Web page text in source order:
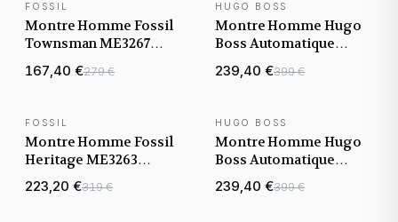
NOUVEAUTÉ
FOSSIL
Montre Homme Fossil
Townsman ME3267
cadran bleu bracelet
cuir
167,40 €279 €
NOUVEAUTÉ
HUGO BOSS
Montre Homme Hugo
Boss Automatique
Bossmatic 1514179
argentée bracelet
239,40 €399 €
NOUVEAUTÉ
FOSSIL
Montre Homme Fossil
Heritage ME3263
cadran bleu bracelet
cuir
223,20 €319 €
NOUVEAUTÉ
HUGO BOSS
Montre Homme Hugo
Boss Automatique
Bossmatic 1514212
argentée bracelet
239,40 €399 €